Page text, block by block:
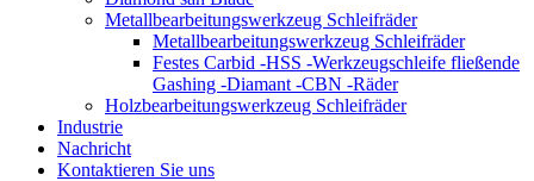
Metallbearbeitungswerkzeug Schleifräder
Metallbearbeitungswerkzeug Schleifräder
Festes Carbid -HSS -Werkzeugschleife fließende
Gashing -Diamant -CBN -Räder
Holzbearbeitungswerkzeug Schleifräder
Industrie
Nachricht
Kontaktieren Sie uns